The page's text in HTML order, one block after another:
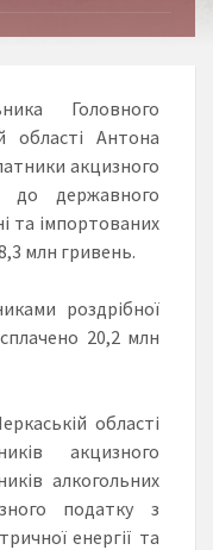
Головного
області Антона
акцизного
до державного
та імпортованих
млн гривень.
роздрібної
20,2 млн
області
акцизного
алкогольних
податку з
енергії та